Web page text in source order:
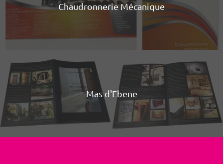
Chaudronnerie Mécanique
Mas d'Ebene